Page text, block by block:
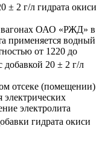
± 2 г/л гидрата окиси
вагонах ОАО «РЖД» в
применяется водный
от 1220 до
добавкой 20 ± 2 г/л
отсеке (помещении)
электролита
гидрата окиси